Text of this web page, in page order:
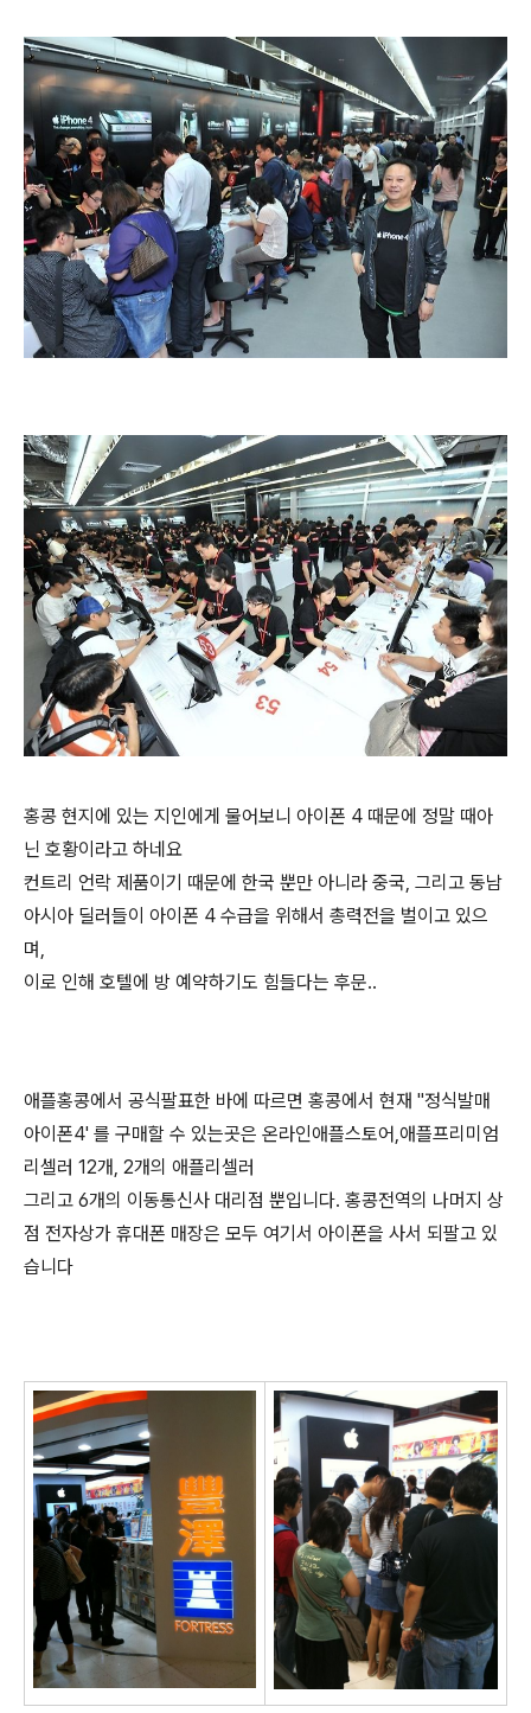
홍콩 현지에 있는 지인에게 물어보니 아이폰 4 때문에 정말 때아
닌 호황이라고 하네요
컨트리 언락 제품이기 때문에 한국 뿐만 아니라 중국, 그리고 동남
아시아 딜러들이 아이폰 4 수급을 위해서 총력전을 벌이고 있으
며,
이로 인해 호텔에 방 예약하기도 힘들다는 후문..
애플홍콩에서 공식팔표한 바에 따르면 홍콩에서 현재 "정식발매
아이폰4' 를 구매할 수 있는곳은 온라인애플스토어,애플프리미엄
리셀러 12개, 2개의 애플리셀러
그리고 6개의 이동통신사 대리점 뿐입니다. 홍콩전역의 나머지 상
점 전자상가 휴대폰 매장은 모두 여기서 아이폰을 사서 되팔고 있
습니다